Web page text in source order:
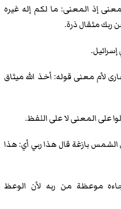
إذ المعنى: ما لكم إله غيره
ربك مثقال ذرة.
لأم معنى قوله: أخذ الله ميثاق
على المعنى لا على اللفظ.
الشمس بازغة قال هذا ربي أي: هذا
موعظة من ربه لأن الوعظ